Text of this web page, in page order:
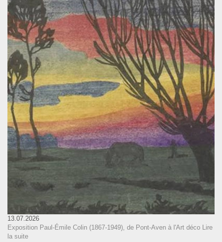
13.07.2026
Exposition Paul-Émile Colin (1867-1949), de Pont-Aven à l'Art déco
Lire
la suite